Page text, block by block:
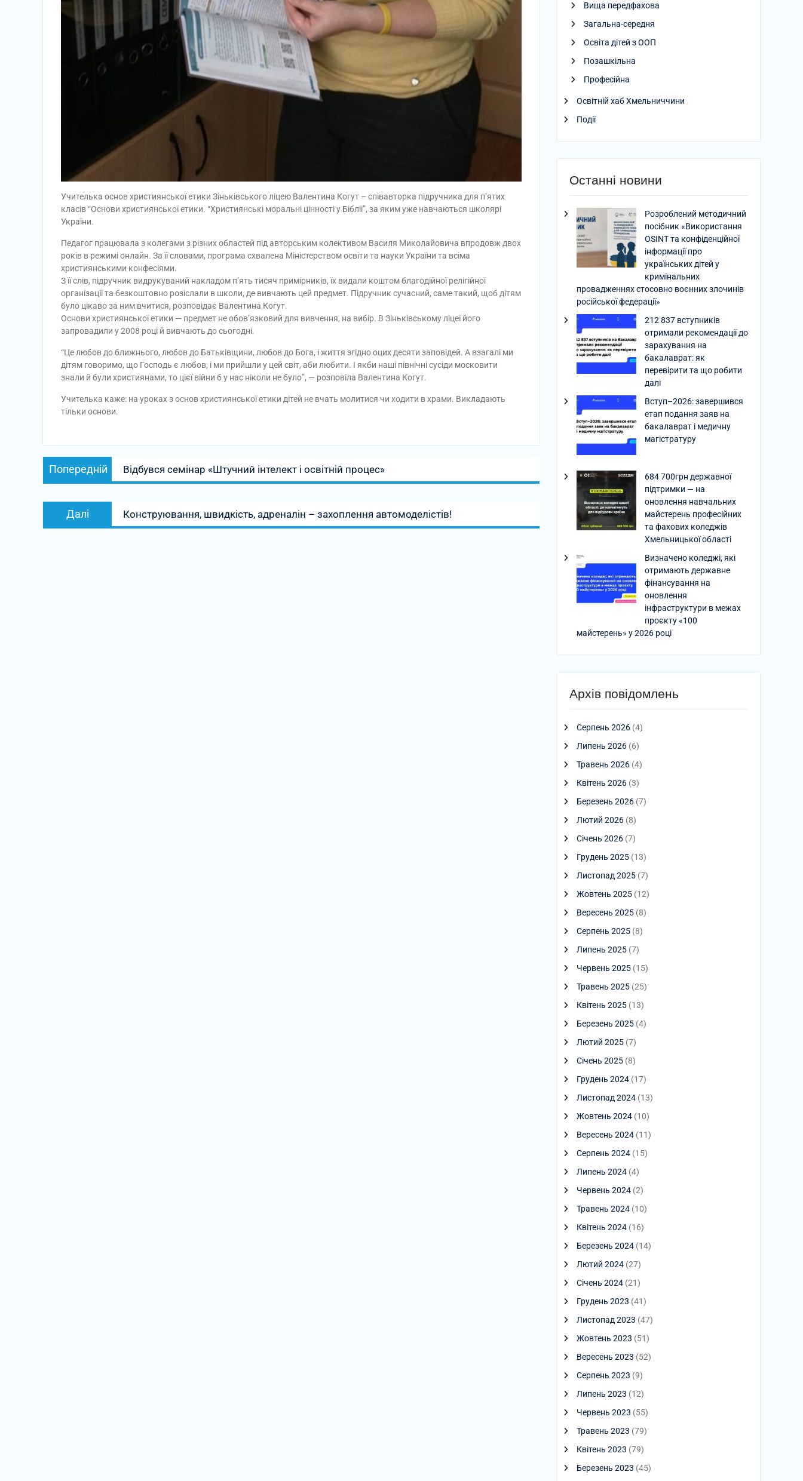
Учителька основ християнської етики Зіньківського ліцею Валентина Когут – співавторка підручника для п’ятих
класів “Основи християнської етики. “Християнські моральні цінності у Біблії”, за яким уже навчаються школярі
України.
Педагог працювала з колегами з різних областей під авторським колективом Василя Миколайовича впродовж двох
років в режимі онлайн. За її словами, програма схвалена Міністерством освіти та науки України та всіма
християнськими конфесіями.
З її слів, підручник видрукуваний накладом п’ять тисяч примірників, їх видали коштом благодійної релігійної
організації та безкоштовно розіслали в школи, де вивчають цей предмет. Підручник сучасний, саме такий, щоб дітям
було цікаво за ним вчитися, розповідає Валентина Когут.
Основи християнської етики — предмет не обов’язковий для вивчення, на вибір. В Зіньківському ліцеї його
запровадили у 2008 році й вивчають до сьогодні.
“Це любов до ближнього, любов до Батьківщини, любов до Бога, і життя згідно оцих десяти заповідей. А взагалі ми
дітям говоримо, що Господь є любов, і ми прийшли у цей світ, аби любити. І якби наші північні сусіди московити
знали й були християнами, то цієї війни б у нас ніколи не було”, — розповіла Валентина Когут.
Учителька каже: на уроках з основ християнської етики дітей не вчать молитися чи ходити в храми. Викладають
тільки основи.
Навігація
записів
Попередній
Попередній
запис:
Відбувся семінар «Штучний інтелект і освітній процес»
Далі
запис:
Конструювання, швидкість, адреналін – захоплення автомоделістів!
Вища передфахова
Загальна-середня
Освіта дітей з ООП
Позашкільна
Професійна
Освітній хаб Хмельниччини
Події
Останні новини
Розроблений методичний
посібник «Використання
OSINT та конфіденційної
інформації про
українських дітей у
кримінальних
провадженнях стосовно воєнних злочинів
російської федерації»
212 837 вступників
отримали рекомендації до
зарахування на
бакалаврат: як
перевірити та що робити
далі
Вступ–2026: завершився
етап подання заяв на
бакалаврат і медичну
магістратуру
684 700грн державної
підтримки — на
оновлення навчальних
майстерень професійних
та фахових коледжів
Хмельницької області
Визначено коледжі, які
отримають державне
фінансування на
оновлення
інфраструктури в межах
проєкту «100
майстерень» у 2026 році
Архів повідомлень
Серпень 2026 (4)
Липень 2026 (6)
Травень 2026 (4)
Квітень 2026 (3)
Березень 2026 (7)
Лютий 2026 (8)
Січень 2026 (7)
Грудень 2025 (13)
Листопад 2025 (7)
Жовтень 2025 (12)
Вересень 2025 (8)
Серпень 2025 (8)
Липень 2025 (7)
Червень 2025 (15)
Травень 2025 (25)
Квітень 2025 (13)
Березень 2025 (4)
Лютий 2025 (7)
Січень 2025 (8)
Грудень 2024 (17)
Листопад 2024 (13)
Жовтень 2024 (10)
Вересень 2024 (11)
Серпень 2024 (15)
Липень 2024 (4)
Червень 2024 (2)
Травень 2024 (10)
Квітень 2024 (16)
Березень 2024 (14)
Лютий 2024 (27)
Січень 2024 (21)
Грудень 2023 (41)
Листопад 2023 (47)
Жовтень 2023 (51)
Вересень 2023 (52)
Серпень 2023 (9)
Липень 2023 (12)
Червень 2023 (55)
Травень 2023 (79)
Квітень 2023 (79)
Березень 2023 (45)